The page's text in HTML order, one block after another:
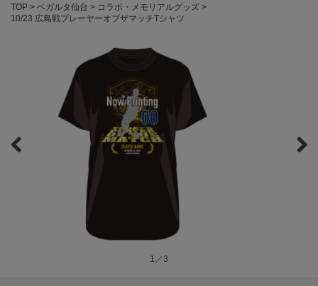
TOP ベガルタ仙台
コラボ・メモリアルグッズ
10/23 広島戦プレーヤーオブザマッチTシャツ
1／3